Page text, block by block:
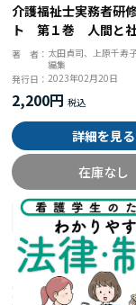
介護福祉士実務者研
ト 第１巻 人間と
版
著 者： 太田貞司、上原千寿
編集
発行日：2023年02月20日
2,200円
詳細を見る
在庫なし